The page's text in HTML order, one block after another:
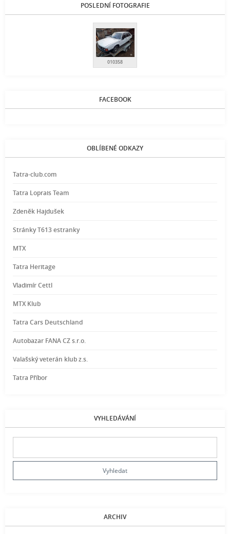
POSLEDNÍ FOTOGRAFIE
010358
FACEBOOK
OBLÍBENÉ ODKAZY
Tatra-club.com
Tatra Loprais Team
Zdeněk Hajdušek
Stránky T613 estranky
MTX
Tatra Heritage
Vladimír Cettl
MTX Klub
Tatra Cars Deutschland
Autobazar FANA CZ s.r.o.
Valašský veterán klub z.s.
Tatra Příbor
VYHLEDÁVÁNÍ
ARCHIV